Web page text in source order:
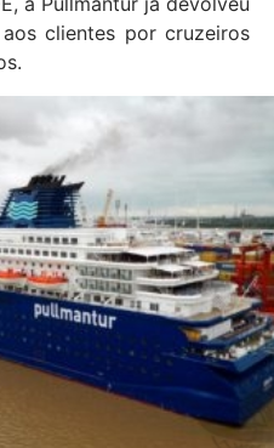
clientes por cruzeiros